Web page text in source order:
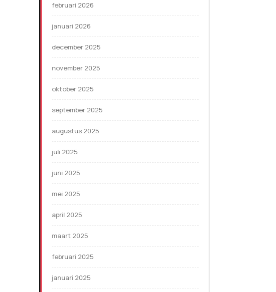
februari 2026
januari 2026
december 2025
november 2025
oktober 2025
september 2025
augustus 2025
juli 2025
juni 2025
mei 2025
april 2025
maart 2025
februari 2025
januari 2025